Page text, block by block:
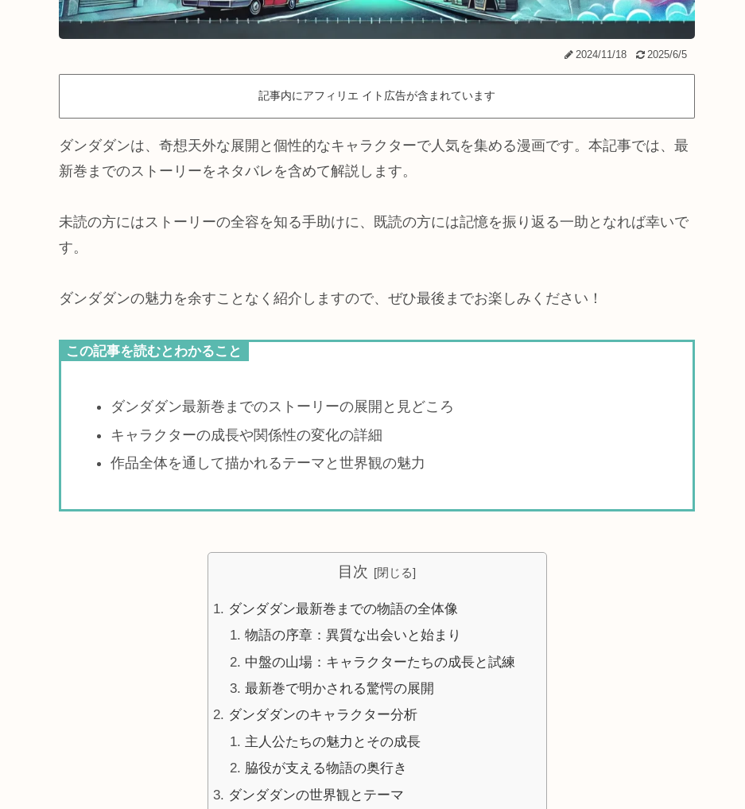
2024/11/18 2025/6/5
記事内にアフィリエ イト広告が含まれています
ダンダダンは、奇想天外な展開と個性的なキャラクターで人気を集める漫画です。本記事では、最
新巻までのストーリーをネタバレを含めて解説します。
未読の方にはストーリーの全容を知る手助けに、既読の方には記憶を振り返る一助となれば幸いで
す。
ダンダダンの魅力を余すことなく紹介しますので、ぜひ最後までお楽しみください！
この記事を読むとわかること
ダンダダン最新巻までのストーリーの展開と見どころ
キャラクターの成長や関係性の変化の詳細
作品全体を通して描かれるテーマと世界観の魅力
目次
ダンダダン最新巻までの物語の全体像
物語の序章：異質な出会いと始まり
中盤の山場：キャラクターたちの成長と試練
最新巻で明かされる驚愕の展開
ダンダダンのキャラクター分析
主人公たちの魅力とその成長
脇役が支える物語の奥行き
ダンダダンの世界観とテーマ